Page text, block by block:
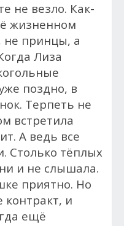
не везло. Как-
жизненном
не принцы, а
Лиза
поздно, в
Терпеть не
встретила
А ведь все
Столько тёплых
и не слышала.
приятно. Но
контракт, и
ещё